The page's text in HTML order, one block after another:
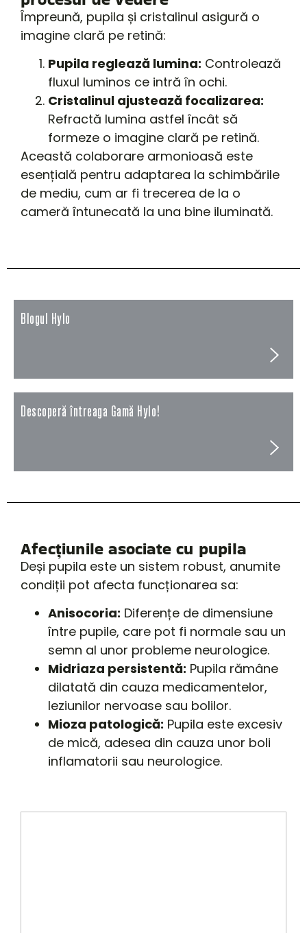
Împreună, pupila și cristalinul asigură o
imagine clară pe retină:
Pupila reglează lumina: Controlează
fluxul luminos ce intră în ochi.
Cristalinul ajustează focalizarea:
Refractă lumina astfel încât să
formeze o imagine clară pe retină.
Această colaborare armonioasă este
esențială pentru adaptarea la schimbările
de mediu, cum ar fi trecerea de la o
cameră întunecată la una bine iluminată.
Blogul Hylo
Descoperă întreaga Gamă Hylo!
Afecțiunile asociate cu pupila
Deși pupila este un sistem robust, anumite
condiții pot afecta funcționarea sa:
Anisocoria: Diferențe de dimensiune
între pupile, care pot fi normale sau un
semn al unor probleme neurologice.
Midriaza persistentă: Pupila rămâne
dilatată din cauza medicamentelor,
leziunilor nervoase sau bolilor.
Mioza patologică: Pupila este excesiv
de mică, adesea din cauza unor boli
inflamatorii sau neurologice.